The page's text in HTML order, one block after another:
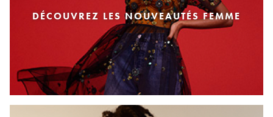
DÉCOUVREZ LES NOUVEAUTÉS FEMME